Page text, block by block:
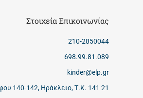
Στοιχεία Επικοινωνίας
210-2850044
698.99.81.089
kinder@elp.gr
140-142, Ηράκλειο, Τ.Κ. 141 21